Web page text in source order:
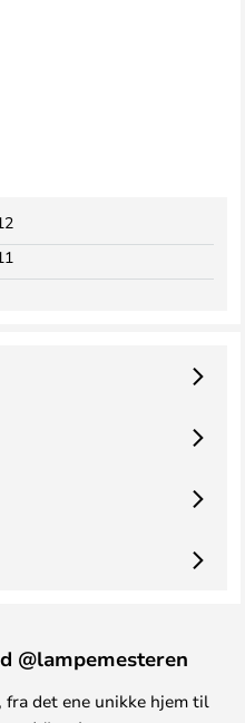
@lampemesteren
det ene unikke hjem til